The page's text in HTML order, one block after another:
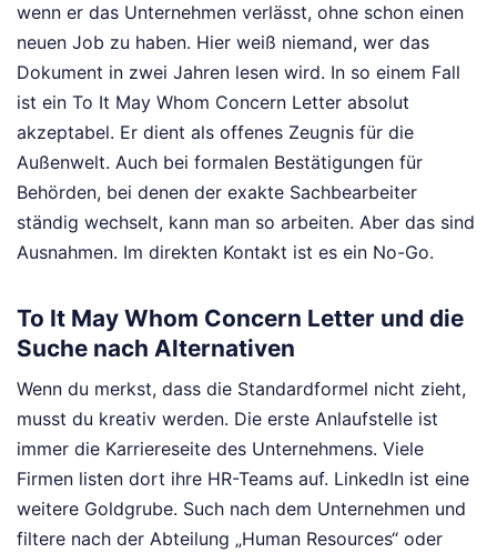
wenn er das Unternehmen verlässt, ohne schon einen
neuen Job zu haben. Hier weiß niemand, wer das
Dokument in zwei Jahren lesen wird. In so einem Fall
ist ein To It May Whom Concern Letter absolut
akzeptabel. Er dient als offenes Zeugnis für die
Außenwelt. Auch bei formalen Bestätigungen für
Behörden, bei denen der exakte Sachbearbeiter
ständig wechselt, kann man so arbeiten. Aber das sind
Ausnahmen. Im direkten Kontakt ist es ein No-Go.
To It May Whom Concern Letter und die
Suche nach Alternativen
Wenn du merkst, dass die Standardformel nicht zieht,
musst du kreativ werden. Die erste Anlaufstelle ist
immer die Karriereseite des Unternehmens. Viele
Firmen listen dort ihre HR-Teams auf. LinkedIn ist eine
weitere Goldgrube. Such nach dem Unternehmen und
filtere nach der Abteilung „Human Resources“ oder